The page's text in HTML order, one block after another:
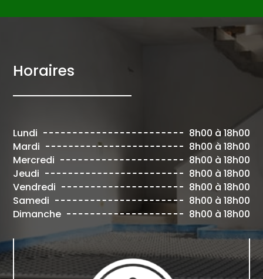
Horaires
Lundi
8h00 à 18h00
Mardi
8h00 à 18h00
Mercredi
8h00 à 18h00
Jeudi
8h00 à 18h00
Vendredi
8h00 à 18h00
Samedi
8h00 à 18h00
Dimanche
8h00 à 18h00